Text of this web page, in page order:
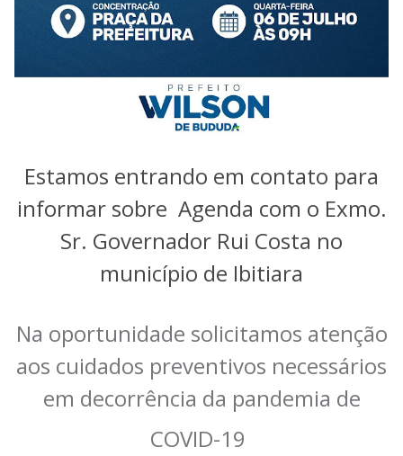
Estamos entrando em contato para
informar sobre Agenda com o Exmo.
Sr. Governador Rui Costa no
município de Ibitiara
Na oportunidade solicitamos atenção
aos cuidados preventivos necessários
em decorrência da pandemia de
COVID-19